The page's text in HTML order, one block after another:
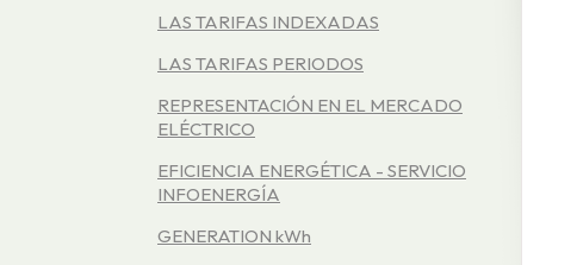
LAS TARIFAS INDEXADAS
LAS TARIFAS PERIODOS
REPRESENTACIÓN EN EL MERCADO
ELÉCTRICO
EFICIENCIA ENERGÉTICA - SERVICIO
INFOENERGÍA
GENERATION kWh